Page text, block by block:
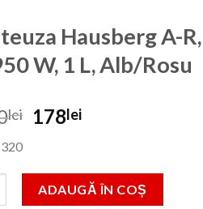
Hausberg A-
W, 1 L, Alb/Rosu
lei
Prețul
fost:
250lei.
178leiPrețul
178lei.
Friteuza Hausberg A-R, 850W -
ADAUGĂ ÎN COȘ